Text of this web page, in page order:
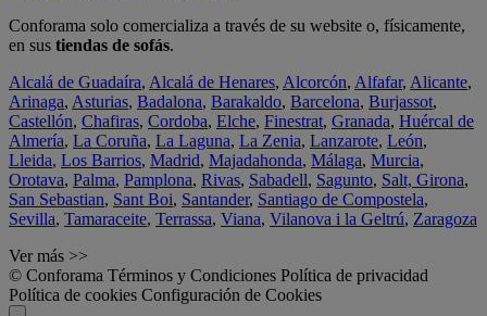
Conforama solo comercializa a través de su website o, físicamente,
en sus tiendas de sofás.
Alcalá de Guadaíra, Alcalá de Henares, Alcorcón, Alfafar, Alicante,
Arinaga, Asturias, Badalona, Barakaldo, Barcelona, Burjassot,
Castellón, Chafiras, Cordoba, Elche, Finestrat, Granada, Huércal de
Almería, La Coruña, La Laguna, La Zenia, Lanzarote, León,
Lleida, Los Barrios, Madrid, Majadahonda, Málaga, Murcia,
Orotava, Palma, Pamplona, Rivas, Sabadell, Sagunto, Salt, Girona,
San Sebastian, Sant Boi, Santander, Santiago de Compostela,
Sevilla, Tamaraceite, Terrassa, Viana, Vilanova i la Geltrú, Zaragoza
Ver más >>
© Conforama Términos y Condiciones Política de privacidad
Política de cookies Configuración de Cookies